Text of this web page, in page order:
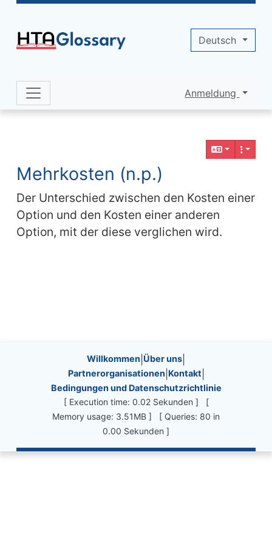
Navigation and related functionality
Mehrkosten (n.p.)
Der Unterschied zwischen den Kosten einer
Option und den Kosten einer anderen
Option, mit der diese verglichen wird.
Site information, links, etc.
Willkommen Über uns
Partnerorganisationen Kontakt
Bedingungen und Datenschutzrichtlinie
[ Execution time: 0.02 Sekunden ] [
Memory usage: 3.51MB ] [ Queries: 80 in
0.00 Sekunden ]
Site identity, navigation, etc.
Anmeldung
Deutsch